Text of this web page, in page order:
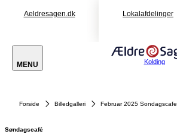
Aeldresagen.dk Lokalafdelinger
MENU Kolding
Forside Billedgalleri Februar 2025 Sondagscafe
Søndagscafé